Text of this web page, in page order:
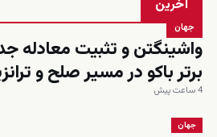
آخرین
جهان
واشینگتن و تثبیت معادله
برتر باکو در مسیر صلح و
4 ساعت پیش
جهان